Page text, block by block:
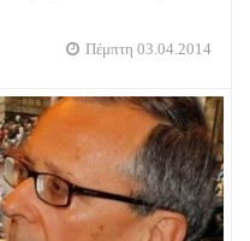
Πέμπτη 03.04.2014